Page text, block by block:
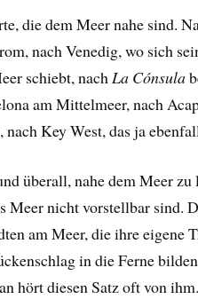
die dem Meer nahe sind.
nach Venedig, wo sich
schiebt, nach La Cónsula
am Mittelmeer, nach
Key West, das ja
überall, nahe dem Meer
Meer nicht vorstellbar sind.
am Meer, die ihre eigene
in die Ferne
hört diesen Satz oft von